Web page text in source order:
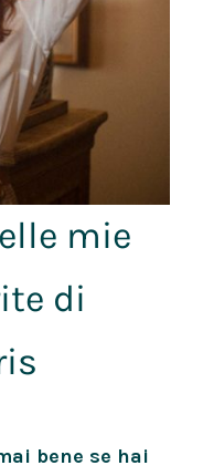
mie
di
bene se hai